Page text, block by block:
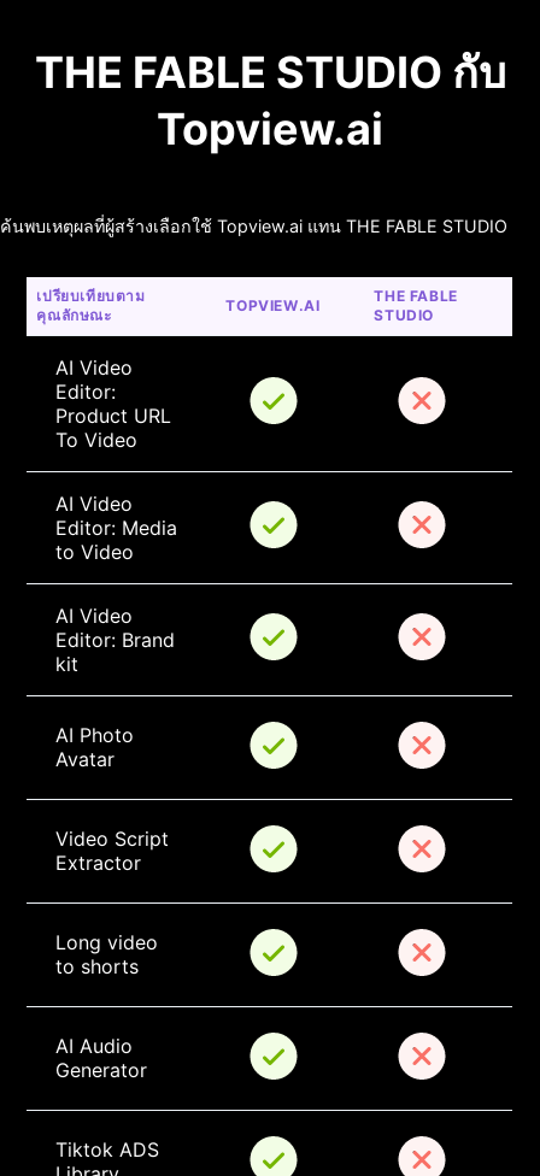
THE FABLE STUDIO กับ
Topview.ai
ค้นพบเหตุผลที่ผู้สร้างเลือกใช้ Topview.ai แทน THE FABLE STUDIO
เปรียบเทียบตาม
คุณลักษณะ
TOPVIEW.AI
THE FABLE
STUDIO
AI Video
Editor:
Product URL
To Video
AI Video
Editor: Media
to Video
AI Video
Editor: Brand
kit
AI Photo
Avatar
Video Script
Extractor
Long video
to shorts
AI Audio
Generator
Tiktok ADS